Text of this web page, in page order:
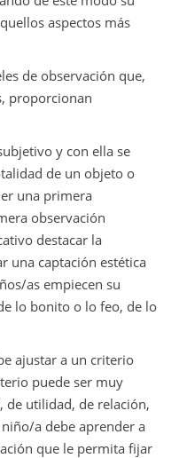
aspectos más
de observación que,
proporcionan
y con ella se
de un objeto o
una primera
observación
destacar la
una captación estética
as empiecen su
lo bonito o lo feo, de lo
ajustar a un criterio
puede ser muy
de utilidad, de relación,
a debe aprender a
que le permita fijar